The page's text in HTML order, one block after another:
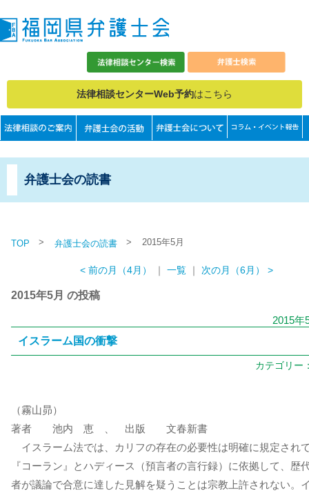
法律相談センターWeb予約はこちら
弁護士会の読書
TOP > 弁護士会の読書 > 2015年5月
< 前の月（4月） ｜ 一覧 ｜ 次の月（6月） >
2015年5月 の投稿
2015年
イスラーム国の衝撃
カテゴリー
（霧山昴）
著者 池内 恵 、 出版 文春新書
イスラーム法では、カリフの存在の必要性は明確に規定され
『コーラン』とハディース（預言者の言行録）に依拠して、歴
者が議論で合意に達した見解を疑うことは宗教上許されない。